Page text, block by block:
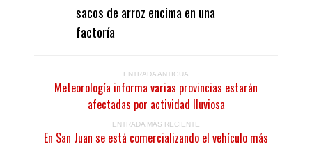
sacos de arroz encima en una
factoría
ENTRADA ANTIGUA
Meteorología informa varias provincias estarán
afectadas por actividad lluviosa
ENTRADA MÁS RECIENTE
En San Juan se está comercializando el vehículo más